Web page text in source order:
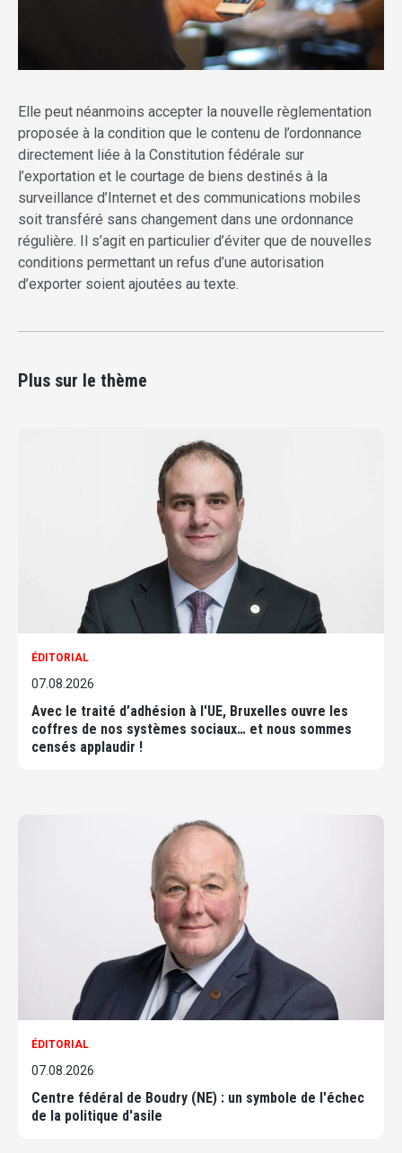
Elle peut néanmoins accepter la nouvelle règlementation
proposée à la condition que le contenu de l’ordonnance
directement liée à la Constitution fédérale sur
l’exportation et le courtage de biens destinés à la
surveillance d’Internet et des communications mobiles
soit transféré sans changement dans une ordonnance
régulière. Il s’agit en particulier d’éviter que de nouvelles
conditions permettant un refus d’une autorisation
d’exporter soient ajoutées au texte.
Plus sur le thème
ÉDITORIAL
07.08.2026
Avec le traité d’adhésion à l'UE, Bruxelles ouvre les
coffres de nos systèmes sociaux… et nous sommes
censés applaudir !
ÉDITORIAL
07.08.2026
Centre fédéral de Boudry (NE) : un symbole de l'échec
de la politique d'asile